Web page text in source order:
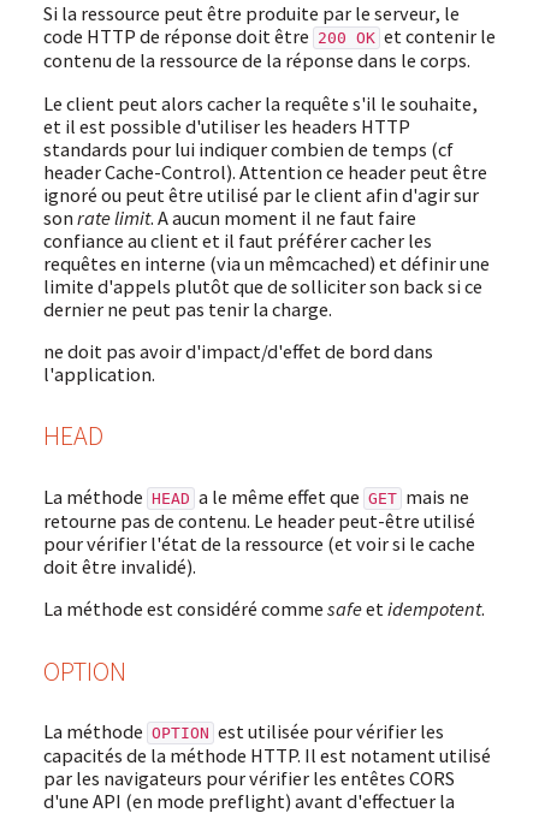
Si la ressource peut être produite par le serveur, le
code HTTP de réponse doit être 200 OK et contenir le
contenu de la ressource de la réponse dans le corps.
Le client peut alors cacher la requête s'il le souhaite,
et il est possible d'utiliser les headers HTTP
standards pour lui indiquer combien de temps (cf
header Cache-Control). Attention ce header peut être
ignoré ou peut être utilisé par le client afin d'agir sur
son rate limit. A aucun moment il ne faut faire
confiance au client et il faut préférer cacher les
requêtes en interne (via un mêmcached) et définir une
limite d'appels plutôt que de solliciter son back si ce
dernier ne peut pas tenir la charge.
ne doit pas avoir d'impact/d'effet de bord dans
l'application.
HEAD
La méthode HEAD a le même effet que GET mais ne
retourne pas de contenu. Le header peut-être utilisé
pour vérifier l'état de la ressource (et voir si le cache
doit être invalidé).
La méthode est considéré comme safeetidempotent.
OPTION
La méthode OPTION est utilisée pour vérifier les
capacités de la méthode HTTP. Il est notament utilisé
par les navigateurs pour vérifier les entêtes CORS
d'une API (en mode preflight) avant d'effectuer la